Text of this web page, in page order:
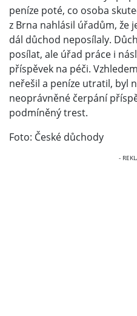
peníze poté, co osoba
z Brna nahlásil úřadům, že
dál důchod neposílaly.
posílat, ale úřad práce i
příspěvek na péči.
neřešil a peníze utratil, byl
neoprávněné čerpání
podmíněný trest.
Foto: České důchody